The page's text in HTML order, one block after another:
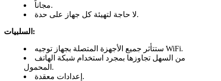
مجاناً.
لا حاجة لتهيئة كل جهاز على حدة.
السلبيات:
ستتأثر جميع الأجهزة المتصلة بجهاز توجيه WiFi.
من السهل تجاوزها بمجرد استخدام شبكة الهاتف
المحمول.
إعدادات معقدة.